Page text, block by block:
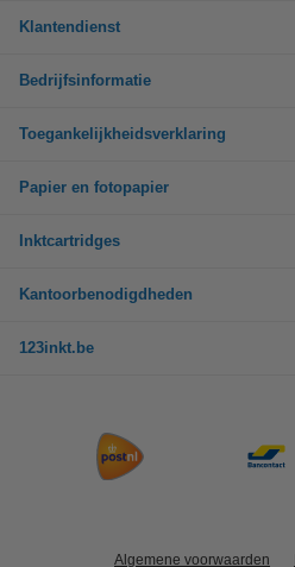
Klantendienst
Bedrijfsinformatie
Toegankelijkheidsverklaring
Papier en fotopapier
Inktcartridges
Kantoorbenodigdheden
123inkt.be
Algemene voorwaarden